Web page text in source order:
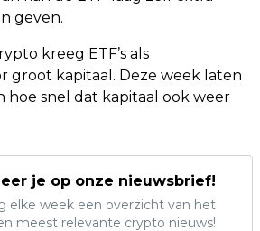
geven.
kreeg ETF’s als
groot kapitaal. Deze week laten
hoe snel dat kapitaal ook weer
je op onze nieuwsbrief!
elke week een overzicht van het
meest relevante crypto nieuws!